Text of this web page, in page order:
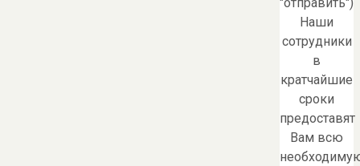
"отправить")
Наши
сотрудники
в
кратчайшие
сроки
предоставят
Вам всю